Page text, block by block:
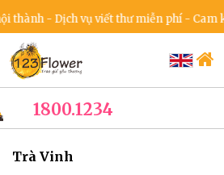
- Dịch vụ viết thư miễn phí - Cam kết
1800.1234
Trà Vinh